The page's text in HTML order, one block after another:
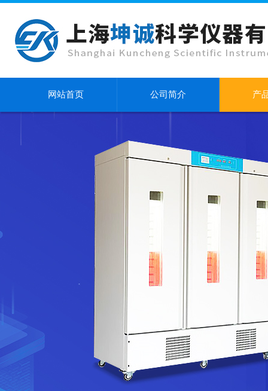
网站首页 公司简介 产